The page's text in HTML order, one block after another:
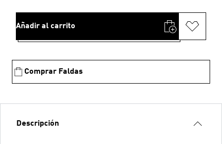
Añadir al carrito
Comprar Faldas
Descripción